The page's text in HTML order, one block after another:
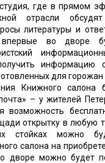
где в прямом
отрасли
литературы и
во дворе
информацию о
для горожан
Книжного салона
– у жителей
возможность
открытку в любую
стойках можно
салона на
дворе можно будет